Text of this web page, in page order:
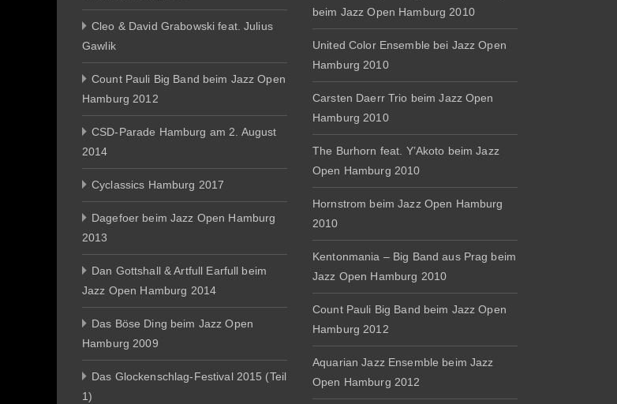
Cleo & David Grabowski feat. Julius
Gawlik
Count Pauli Big Band beim Jazz Open
Hamburg 2012
CSD-Parade Hamburg am 2. August
2014
Cyclassics Hamburg 2017
Dagefoer beim Jazz Open Hamburg
2013
Dan Gottshall & Artfull Earfull beim
Jazz Open Hamburg 2014
Das Böse Ding beim Jazz Open
Hamburg 2009
Das Glockenschlag-Festival 2015 (Teil
1)
beim Jazz Open Hamburg 2010
United Color Ensemble bei Jazz Open
Hamburg 2010
Carsten Daerr Trio beim Jazz Open
Hamburg 2010
The Burhorn feat. Y’Akoto beim Jazz
Open Hamburg 2010
Hornstrom beim Jazz Open Hamburg
2010
Kentonmania – Big Band aus Prag beim
Jazz Open Hamburg 2010
Count Pauli Big Band beim Jazz Open
Hamburg 2012
Aquarian Jazz Ensemble beim Jazz
Open Hamburg 2012